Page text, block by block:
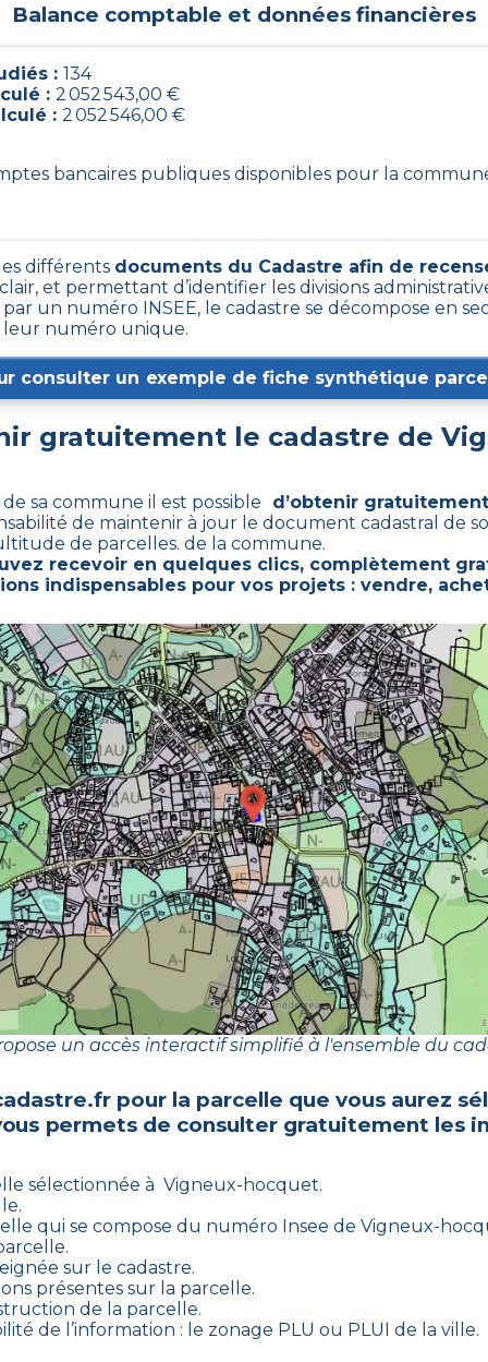
Balance comptable et données financières
: 134
: 2 052 543,00 €
: 2 052 546,00 €
bancaires publiques disponibles pour la
différents documents du Cadastre afin de
et permettant d’identifier les divisions
un numéro INSEE, le cadastre se décompose en
leur numéro unique.
consulter un exemple de fiche synthétique
gratuitement le cadastre de
sa commune il est possible d’obtenir
de maintenir à jour le document cadastral de
de parcelles. de la commune.
recevoir en quelques clics, complètement
indispensables pour vos projets : vendre,
un accès interactif simplifié à l'ensemble du
pour la parcelle que vous aurez
permets de consulter gratuitement les
sélectionnée à Vigneux-hocquet.
qui se compose du numéro Insee de Vigneux-
sur le cadastre.
présentes sur la parcelle.
de la parcelle.
de l’information : le zonage PLU ou PLUI de la ville.